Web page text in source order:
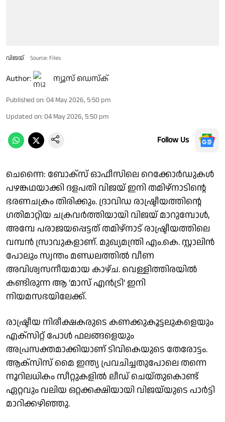
വിജയ്‌ Source: Files
Author: ന്യൂസ് ഡെസ്ക്
Published on: 04 May 2026, 5:50 pm
Updated on: 04 May 2026, 5:50 pm
Follow Us
ചെന്നൈ: ബോക്സ് ഓഫീസിലെ റെക്കോർഡുകൾ
പഴങ്കഥയാക്കി ദളപതി വിജയ് ഇനി തമിഴ്നാടിന്റെ
ഭരണചക്രം തിരിക്കും. ദ്രാവിഡ രാഷ്ട്രീയത്തിന്റെ
ഗതിമാറ്റിയ ചക്രവർത്തിയായി വിജയ് മാറുമ്പോൾ,
അമ്പേ പരാജയപ്പെട്ടത് തമിഴ്നാട് രാഷ്ട്രീയത്തിലെ
വമ്പൻ സ്രാവുകളാണ്. മുഖ്യമന്ത്രി എം.കെ. സ്റ്റാലിൻ
പോലും സ്വന്തം മണ്ഡലത്തിൽ വീണ
അവിശ്വസനീയമായ കാഴ്ച. വെള്ളിത്തിരയിൽ
കണ്ടിരുന്ന ആ 'മാസ് എൻട്രി' ഇനി
നിയമസഭയിലേക്ക്.
രാഷ്ട്രീയ നിരീക്ഷകരുടെ കണക്കുകൂട്ടലുകളെയും
എക്സിറ്റ് പോൾ ഫലങ്ങളെയും
അപ്രസക്തമാക്കിയാണ് ടിവികെയുടെ തേരോട്ടം.
ആക്സിസ് മൈ ഇന്ത്യ പ്രവചിച്ചതുപോലെ തന്നെ
നൂറിലധികം സീറ്റുകളിൽ ലീഡ് ചെയ്തുകൊണ്ട്
ഏറ്റവും വലിയ ഒറ്റക്കക്ഷിയായി വിജയ്‌യുടെ പാർട്ടി
മാറിക്കഴിഞ്ഞു.